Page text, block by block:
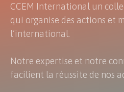
CCEM International un
qui organise des actions et
l’international.
Notre expertise et notre
facilient la réussite de nos